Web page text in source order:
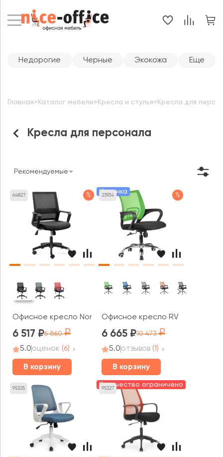
Кресла для персонала
Главная> Каталог мебели> Кресла и стулья> Кресла для
Недорогие Черные Экокожа Еще
Рекомендуемые
64827 %
Офисное кресло Norden Бит LB
6 517 6 860
5.0оценок (6)
В корзину
23934
Новинка %
Офисное кресло RV ЧЕЙР Бон /
6 665 10 473
5.0отзывов (1)
В корзину
95325 95327
Количество ограничено